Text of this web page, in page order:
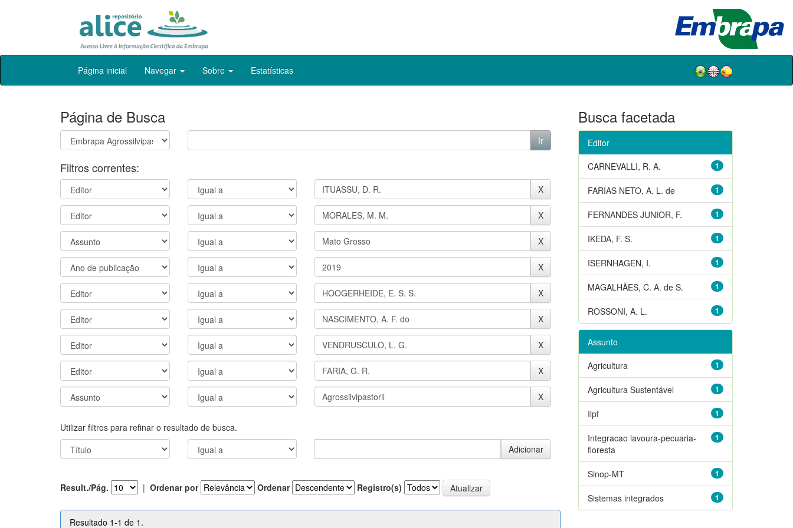
Skip
Página inicial Navegar Sobre Estatísticas
Página de Busca
Filtros correntes:
Utilizar filtros para refinar o resultado de busca.
Result./Pág. | Ordenar por Ordenar Registro(s)
Resultado 1-1 de 1.
Busca facetada
Editor
1
CARNEVALLI, R. A.
1
FARIAS NETO, A. L. de
1
FERNANDES JUNIOR, F.
1
IKEDA, F. S.
1
ISERNHAGEN, I.
1
MAGALHÃES, C. A. de S.
1
ROSSONI, A. L.
Assunto
1
Agricultura
1
Agricultura Sustentável
1
Ilpf
1
Integracao lavoura-pecuaria-
floresta
1
Sinop-MT
1
Sistemas integrados